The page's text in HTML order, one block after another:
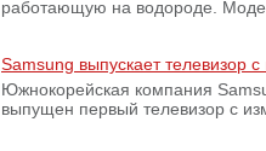
работающую на водороде.
Samsung выпускает телевизор
Южнокорейская компания
выпущен первый телевизор с